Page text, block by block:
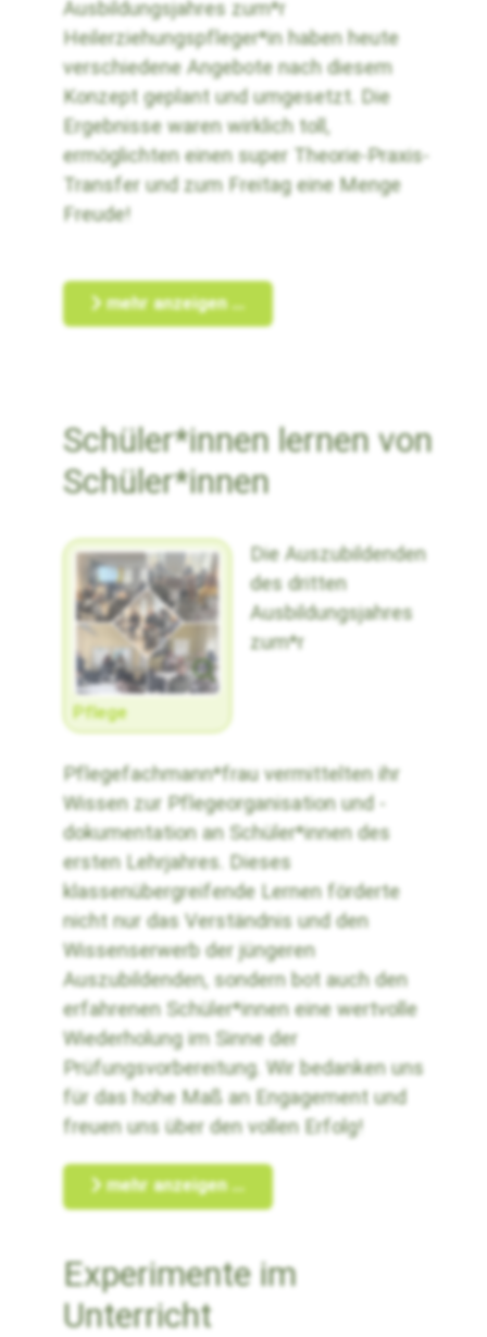
Ausbildungsjahres zum*r
Heilerziehungspfleger*in haben heute
verschiedene Angebote nach diesem
Konzept geplant und umgesetzt. Die
Ergebnisse waren wirklich toll,
ermöglichten einen super Theorie-Praxis-
Transfer und zum Freitag eine Menge
Freude!
mehr anzeigen ...
Schüler*innen lernen von
Schüler*innen
Pflege
Die Auszubildenden
des dritten
Ausbildungsjahres
zum*r
Pflegefachmann*frau vermittelten ihr
Wissen zur Pflegeorganisation und -
dokumentation an Schüler*innen des
ersten Lehrjahres. Dieses
klassenübergreifende Lernen förderte
nicht nur das Verständnis und den
Wissenserwerb der jüngeren
Auszubildenden, sondern bot auch den
erfahrenen Schüler*innen eine wertvolle
Wiederholung im Sinne der
Prüfungsvorbereitung. Wir bedanken uns
für das hohe Maß an Engagement und
freuen uns über den vollen Erfolg!
mehr anzeigen ...
Experimente im
Unterricht